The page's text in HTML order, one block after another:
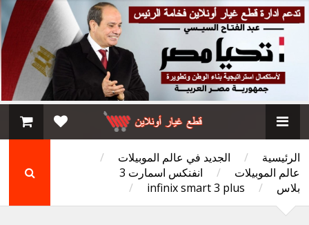
الرئيسية / الجديد في عالم الموبيلات
/
عالم الموبيلات
/
انفنكس اسمارت 3
بلاس
/
infinix smart 3 plus
/